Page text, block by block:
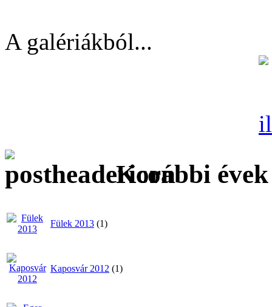
A galériákból...
Korábbi
Fülek 2013 (1)
Kaposvár 2012 (1)